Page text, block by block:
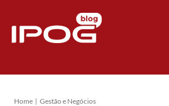
Home Gestão e Negócios